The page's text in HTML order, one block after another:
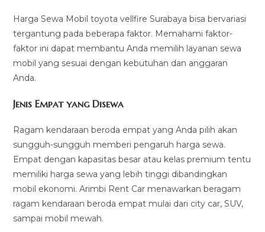
Harga Sewa Mobil toyota vellfire Surabaya bisa bervariasi
tergantung pada beberapa faktor. Memahami faktor-
faktor ini dapat membantu Anda memilih layanan sewa
mobil yang sesuai dengan kebutuhan dan anggaran
Anda.
Jenis Empat yang Disewa
Ragam kendaraan beroda empat yang Anda pilih akan
sungguh-sungguh memberi pengaruh harga sewa.
Empat dengan kapasitas besar atau kelas premium tentu
memiliki harga sewa yang lebih tinggi dibandingkan
mobil ekonomi. Arimbi Rent Car menawarkan beragam
ragam kendaraan beroda empat mulai dari city car, SUV,
sampai mobil mewah.